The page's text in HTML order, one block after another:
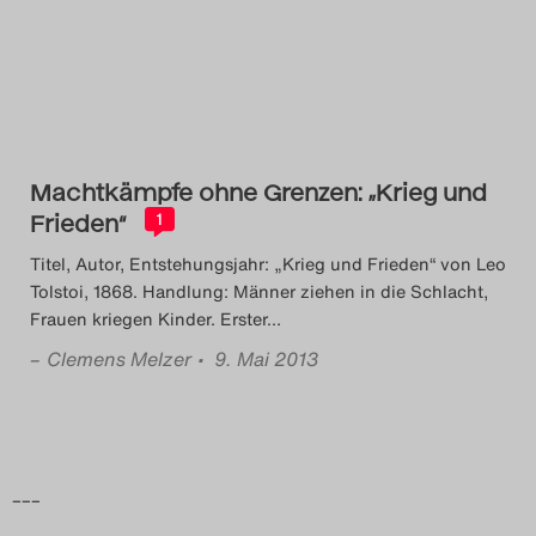
2015
Das Theatertreffen-Blog
2016
Das Theatertreffen-Blog
Machtkämpfe ohne Grenzen: „Krieg und
Frieden“
1
Titel, Autor, Entstehungsjahr: „Krieg und Frieden“ von Leo
Tolstoi, 1868. Handlung: Männer ziehen in die Schlacht,
Frauen kriegen Kinder. Erster…
– Clemens Melzer • 9. Mai 2013
–––